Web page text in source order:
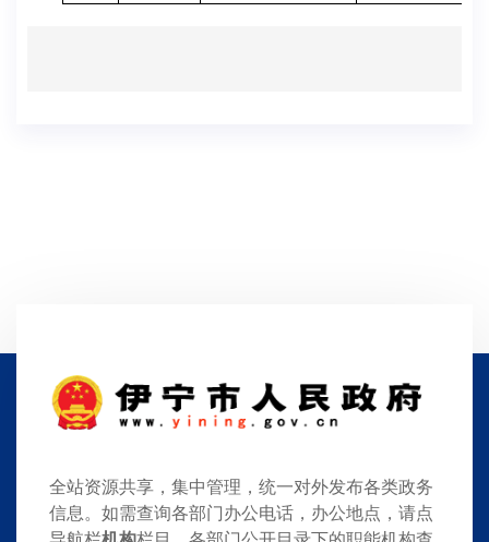
全站资源共享，集中管理，统一对外发布各类政务
信息。如需查询各部门办公电话，办公地点，请点